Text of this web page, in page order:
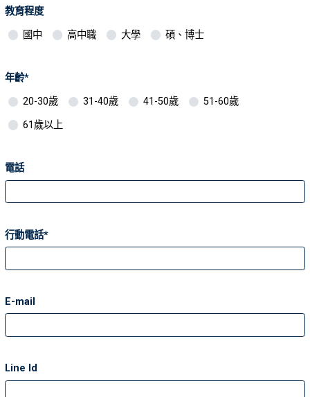
教育程度
國中
高中職 大學 碩、博士
年齡*
20-30歲
31-40歲 41-50歲
51-60歲
61歲以上
電話
行動電話*
E-mail
Line Id